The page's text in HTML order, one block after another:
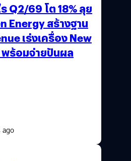
Q2/69 โต 18% ลุย
Energy สร้างฐาน
เร่งเครื่อง New
ร้อมจ่ายปันผล